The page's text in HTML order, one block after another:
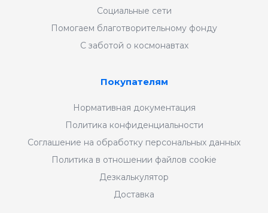
Социальные сети
Помогаем благотворительному фонду
С заботой о космонавтах
Покупателям
Нормативная документация
Политика конфиденциальности
Соглашение на обработку персональных данных
Политика в отношении файлов cookie
Дезкалькулятор
Доставка